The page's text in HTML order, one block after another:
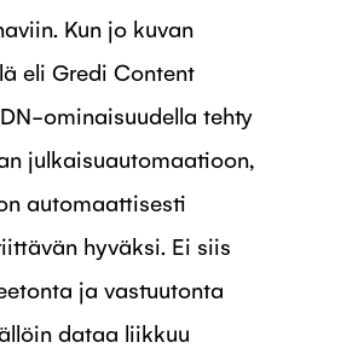
Kun jo kuvan
eli Gredi Content
ominaisuudella tehty
julkaisuautomaatioon,
automaattisesti
hyväksi. Ei siis
ja vastuutonta
dataa liikkuu